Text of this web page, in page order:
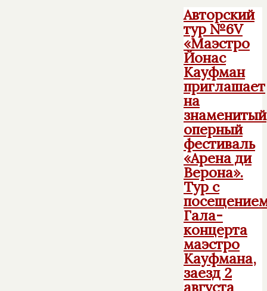
Авторский
тур №6V
«Маэстро
Йонас
Кауфман
приглашает
на
знаменитый
оперный
фестиваль
«Арена ди
Верона».
Тур с
Гала-
концерта
маэстро
Кауфмана,
заезд 2
августа